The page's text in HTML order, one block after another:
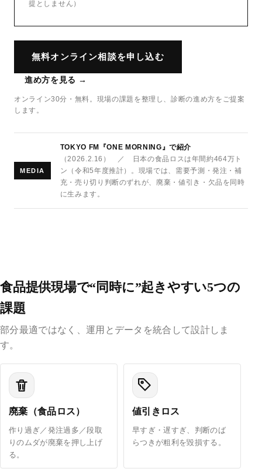
提としません）
無料オンライン相談を申し込む
進め方を見る →
オンライン30分・無料。現場の課題を整理し、診断の進め方をご提案
します。
MEDIA
TOKYO FM『ONE MORNING』で紹介
（2026.2.16） ／ 日本の食品ロスは年間約464万ト
ン（令和5年度推計）。現場では、需要予測・発注・補
充・売り切り判断のずれが、廃棄・値引き・欠品を同時
に生みます。
食品提供現場で“同時に”起きやすい5つの
課題
部分最適ではなく、運用とデータを統合して設計しま
す。
廃棄（食品ロス）
作り過ぎ／発注過多／段取
りのムダが廃棄を押し上げ
る。
値引きロス
早すぎ・遅すぎ、判断のば
らつきが粗利を毀損する。